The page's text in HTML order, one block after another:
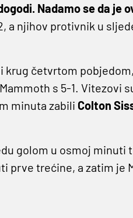
Nadamo se da je
a njihov protivnik u
krug četvrtom
s 5-1. Vitezovi
minuta zabili Colton
golom u osmoj minuti
prve trećine, a zatim je